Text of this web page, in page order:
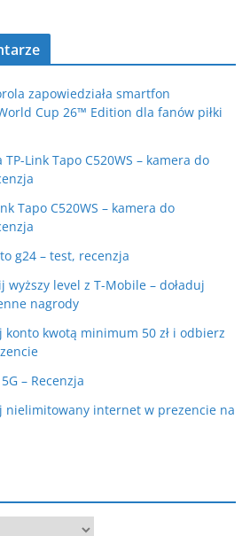
zapowiedziała smartfon
Cup 26™ Edition dla fanów piłki
TP-Link Tapo C520WS – kamera do
Tapo C520WS – kamera do
g24 – test, recenzja
wyższy level z T-Mobile – doładuj
nagrody
konto kwotą minimum 50 zł i odbierz
– Recenzja
nielimitowany internet w prezencie na